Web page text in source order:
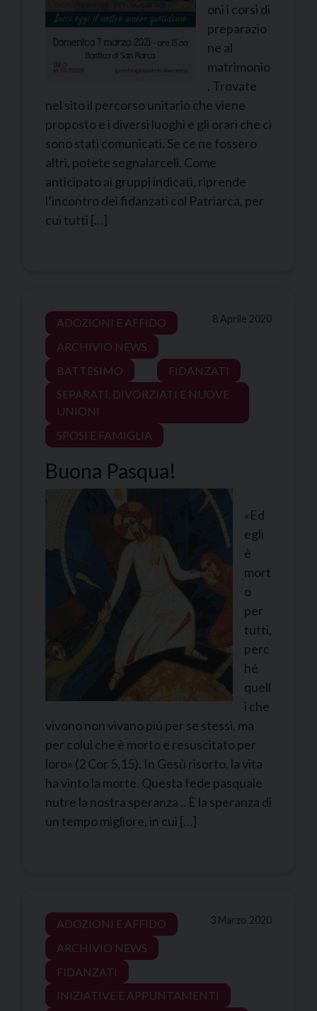
oni i corsi di
preparazio
ne al
matrimonio
. Trovate
nel sito il percorso unitario che viene
proposto e i diversi luoghi e gli orari che ci
sono stati comunicati. Se ce ne fossero
altri, potete segnalarceli. Come
anticipato ai gruppi indicati, riprende
l’incontro dei fidanzati col Patriarca, per
cui tutti […]
8 Aprile 2020
ADOZIONI E AFFIDO
ARCHIVIO NEWS
BATTESIMO
FIDANZATI
SEPARATI, DIVORZIATI E NUOVE
UNIONI
SPOSI E FAMIGLIA
Buona Pasqua!
«Ed
egli
è
mort
o
per
tutti,
perc
hé
quell
i che
vivono non vivano più per se stessi, ma
per colui che è morto e resuscitato per
loro» (2 Cor 5,15). In Gesù risorto, la vita
ha vinto la morte. Questa fede pasquale
nutre la nostra speranza .. È la speranza di
un tempo migliore, in cui […]
3 Marzo 2020
ADOZIONI E AFFIDO
ARCHIVIO NEWS
FIDANZATI
INIZIATIVE E APPUNTAMENTI